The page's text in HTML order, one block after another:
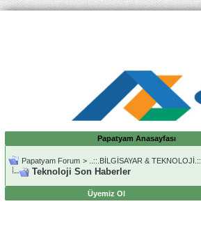
Papatyam Anasayfası
Papatyam Forum > ..::.BİLGİSAYAR & TEKNOLOJİ.::.
Teknoloji Son Haberler
Üyemiz Ol